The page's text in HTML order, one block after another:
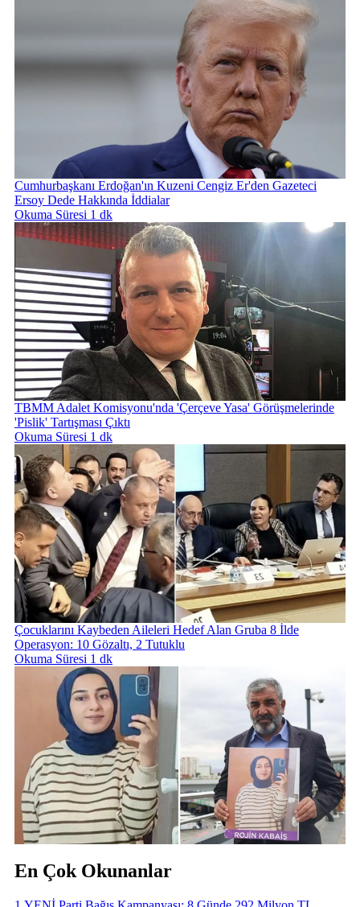
Cumhurbaşkanı Erdoğan'ın Kuzeni Cengiz Er'den Gazeteci
Ersoy Dede Hakkında İddialar
Okuma Süresi 1 dk
TBMM Adalet Komisyonu'nda 'Çerçeve Yasa' Görüşmelerinde
'Pislik' Tartışması Çıktı
Okuma Süresi 1 dk
Çocuklarını Kaybeden Aileleri Hedef Alan Gruba 8 İlde
Operasyon: 10 Gözaltı, 2 Tutuklu
Okuma Süresi 1 dk
En Çok Okunanlar